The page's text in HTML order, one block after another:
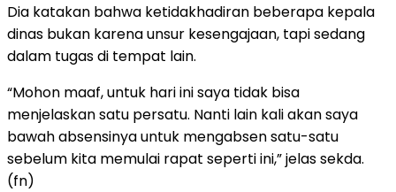
Dia katakan bahwa ketidakhadiran beberapa kepala
dinas bukan karena unsur kesengajaan, tapi sedang
dalam tugas di tempat lain.
“Mohon maaf, untuk hari ini saya tidak bisa
menjelaskan satu persatu. Nanti lain kali akan saya
bawah absensinya untuk mengabsen satu-satu
sebelum kita memulai rapat seperti ini,” jelas sekda.
(fn)